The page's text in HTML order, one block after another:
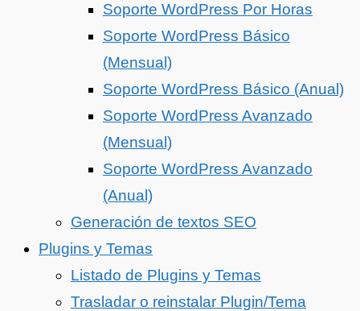
Soporte WordPress Por Horas
Soporte WordPress Básico
(Mensual)
Soporte WordPress Básico (Anual)
Soporte WordPress Avanzado
(Mensual)
Soporte WordPress Avanzado
(Anual)
Generación de textos SEO
Plugins y Temas
Listado de Plugins y Temas
Trasladar o reinstalar Plugin/Tema